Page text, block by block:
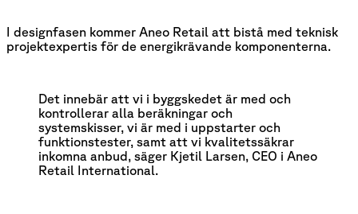
I designfasen kommer Aneo Retail att bistå med teknisk
projektexpertis för de energikrävande komponenterna.
Det innebär att vi i byggskedet är med och
kontrollerar alla beräkningar och
systemskisser, vi är med i uppstarter och
funktionstester, samt att vi kvalitetssäkrar
inkomna anbud, säger Kjetil Larsen, CEO i Aneo
Retail International.